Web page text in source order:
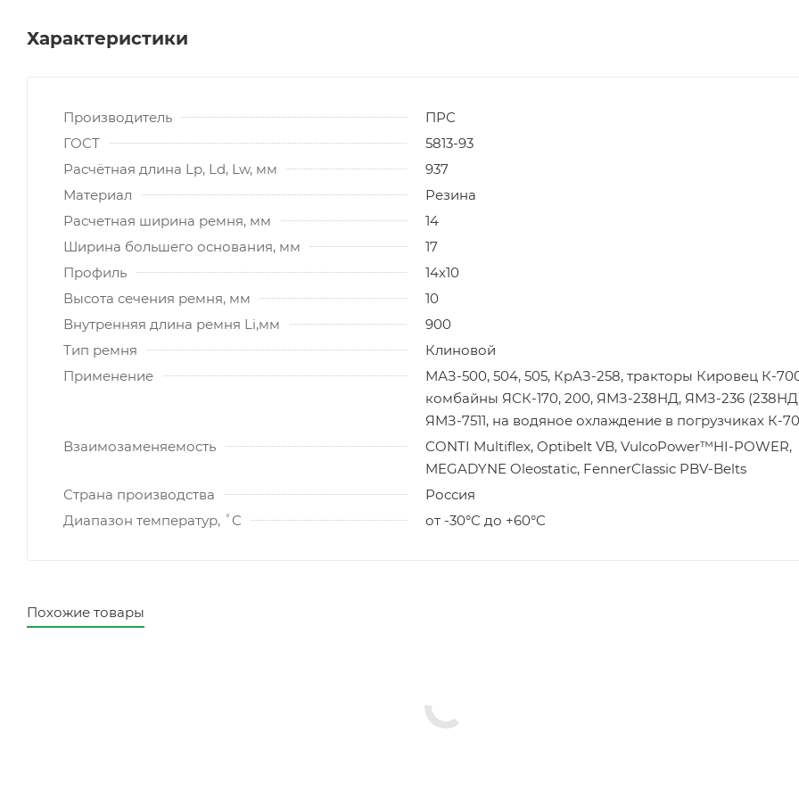
Характеристики
Производитель
ПРС
ГОСТ
5813-93
Расчётная длина Lp, Ld, Lw, мм
937
Материал
Резина
Расчетная ширина ремня, мм
14
Ширина большего основания, мм
17
Профиль
14x10
Высота сечения ремня, мм
10
Внутренняя длина ремня Li,мм
900
Тип ремня
Клиновой
Применение
МАЗ-500, 504, 505, КрАЗ-258, тракторы Кировец К-
комбайны ЯСК-170, 200, ЯМЗ-238НД, ЯМЗ-236
ЯМЗ-7511, на водяное охлаждение в погрузчиках К-
Взаимозаменяемость
CONTI Multiflex, Optibelt VB, VulcoPower™HI-POWER,
MEGADYNE Oleostatic, FennerClassic PBV-Belts
Страна производства
Россия
Диапазон температур, ˚C
от -30°C до +60°C
Похожие товары